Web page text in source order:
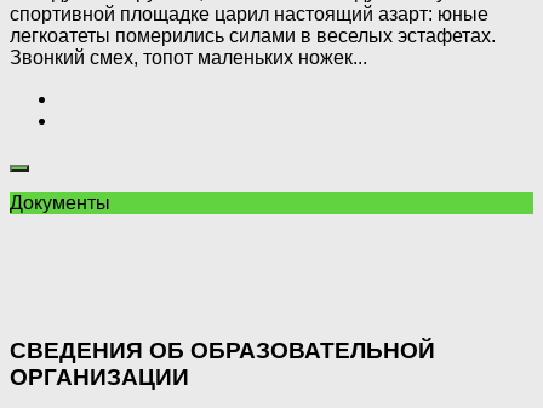
спортивной площадке царил настоящий азарт: юные
легкоатеты померились силами в веселых эстафетах.
Звонкий смех, топот маленьких ножек...
Документы
СВЕДЕНИЯ ОБ ОБРАЗОВАТЕЛЬНОЙ
ОРГАНИЗАЦИИ